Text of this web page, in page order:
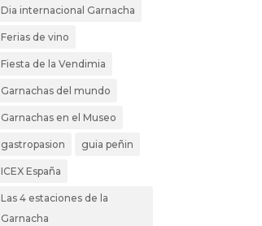
Dia internacional Garnacha
Ferias de vino
Fiesta de la Vendimia
Garnachas del mundo
Garnachas en el Museo
gastropasion guia peñin
ICEX España
Las 4 estaciones de la
Garnacha